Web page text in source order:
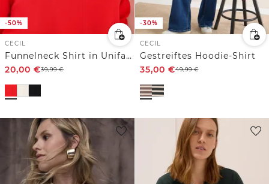
-50%
CECIL
Funnelneck Shirt in Unifarbe
20,00 €39,99€
-30%
CECIL
Gestreiftes Hoodie-Shirt
35,00 €49,99€